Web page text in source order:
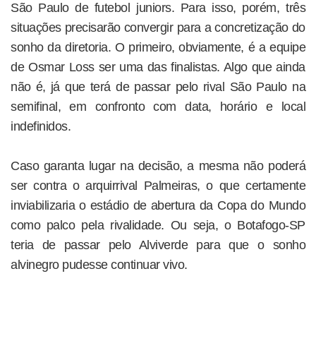
São Paulo de futebol juniors. Para isso, porém, três
situações precisarão convergir para a concretização do
sonho da diretoria. O primeiro, obviamente, é a equipe
de Osmar Loss ser uma das finalistas. Algo que ainda
não é, já que terá de passar pelo rival São Paulo na
semifinal, em confronto com data, horário e local
indefinidos.
Caso garanta lugar na decisão, a mesma não poderá
ser contra o arquirrival Palmeiras, o que certamente
inviabilizaria o estádio de abertura da Copa do Mundo
como palco pela rivalidade. Ou seja, o Botafogo-SP
teria de passar pelo Alviverde para que o sonho
alvinegro pudesse continuar vivo.